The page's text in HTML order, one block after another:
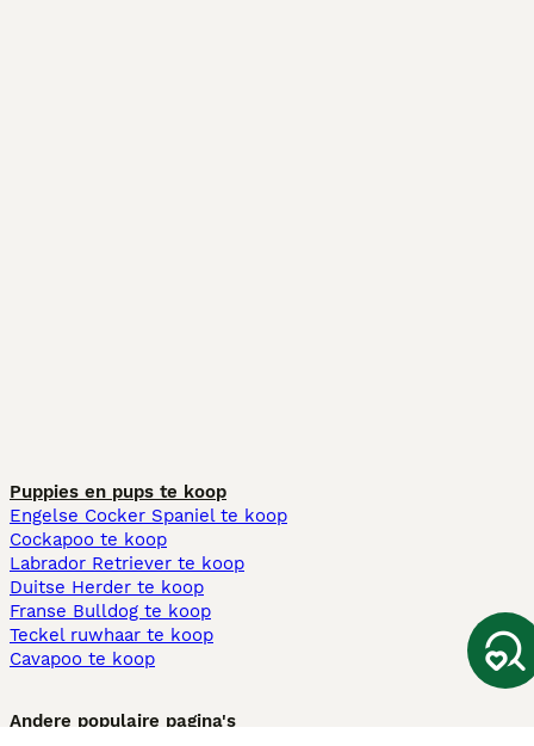
Puppies en pups te koop
Engelse Cocker Spaniel te koop
Cockapoo te koop
Labrador Retriever te koop
Duitse Herder te koop
Franse Bulldog te koop
Teckel ruwhaar te koop
Cavapoo te koop
Andere populaire pagina's